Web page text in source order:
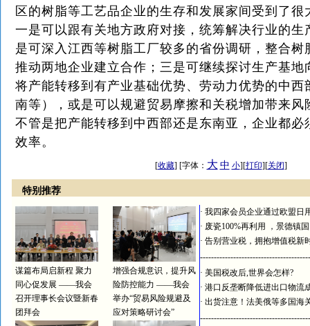
区的树脂等工艺品企业的生存和发展家间受到了
一是可以跟有关地方政府对接，统筹解决行业的生
是可深入江西等树脂工厂较多的省份调研，整合树
推动两地企业建立合作；三是可继续探讨生产基地
将产能转移到有产业基础优势、劳动力优势的中西
南等），或是可以规避贸易摩擦和关税增加带来风
不管是把产能转移到中西部还是东南亚，企业都必
效率。
[收藏] [字体： 大 中 小][打印][关闭]
特别推荐
谋篇布局启新程 聚力
同心促发展 ——我会
召开理事长会议暨新春
团拜会
增强合规意识，提升风
险防控能力 ——我会
举办“贸易风险规避及
应对策略研讨会”
· 我四家会员企业通过欧盟日
· 废瓷100%再利用 ，景德镇
· 告别营业税，拥抱增值税新
· 美国税改后,世界会怎样?
· 港口反垄断降低进出口物流
· 出货注意！法美俄等多国海